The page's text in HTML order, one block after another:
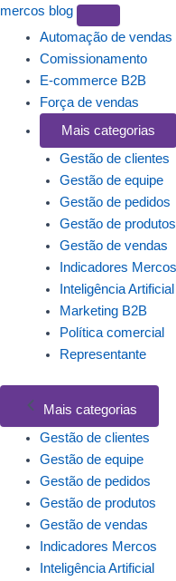
mercos blog
Automação de vendas
Comissionamento
E-commerce B2B
Força de vendas
Mais categorias
Gestão de clientes
Gestão de equipe
Gestão de pedidos
Gestão de produtos
Gestão de vendas
Indicadores Mercos
Inteligência Artificial
Marketing B2B
Política comercial
Representante
Mais categorias
Gestão de clientes
Gestão de equipe
Gestão de pedidos
Gestão de produtos
Gestão de vendas
Indicadores Mercos
Inteligência Artificial